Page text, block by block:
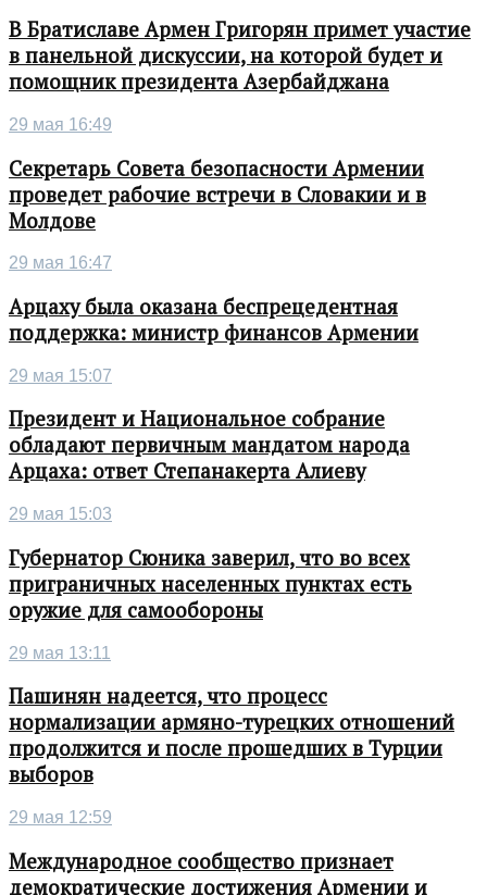
В Братиславе Армен Григорян примет участие
в панельной дискуссии, на которой будет и
помощник президента Азербайджана
29 мая 16:49
Секретарь Совета безопасности Армении
проведет рабочие встречи в Словакии и в
Молдове
29 мая 16:47
Арцаху была оказана беспрецедентная
поддержка: министр финансов Армении
29 мая 15:07
Президент и Национальное собрание
обладают первичным мандатом народа
Арцаха: ответ Степанакерта Алиеву
29 мая 15:03
Губернатор Сюника заверил, что во всех
приграничных населенных пунктах есть
оружие для самообороны
29 мая 13:11
Пашинян надеется, что процесс
нормализации армяно-турецких отношений
продолжится и после прошедших в Турции
выборов
29 мая 12:59
Международное сообщество признает
демократические достижения Армении и